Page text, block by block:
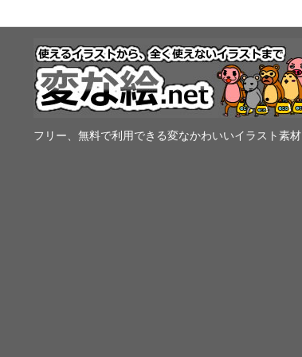
フリー、無料で利用できる変なかわいいイラスト素材